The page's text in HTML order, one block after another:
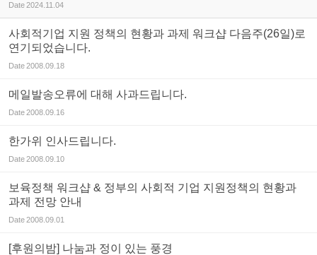
Date2024.11.04
사회적기업 지원 정책의 현황과 과제 워크샵 다음주(26일)로
연기되었습니다.
Date2008.09.18
메일발송오류에 대해 사과드립니다.
Date2008.09.16
한가위 인사드립니다.
Date2008.09.10
보육정책 워크샵 & 정부의 사회적 기업 지원정책의 현황과
과제 전망 안내
Date2008.09.01
[후원의밤] 나눔과 정이 있는 풍경